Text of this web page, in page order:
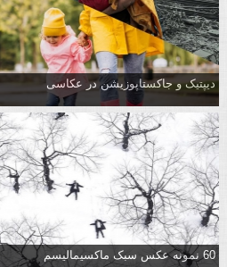
دیپتیک و جاکستا‌پوزیشن در عکاسی
60 نمونه عکس سبک ماکسیمالیسم